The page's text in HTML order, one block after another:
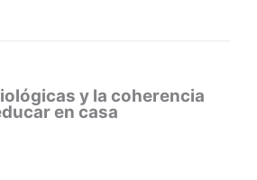
y la coherencia
en casa